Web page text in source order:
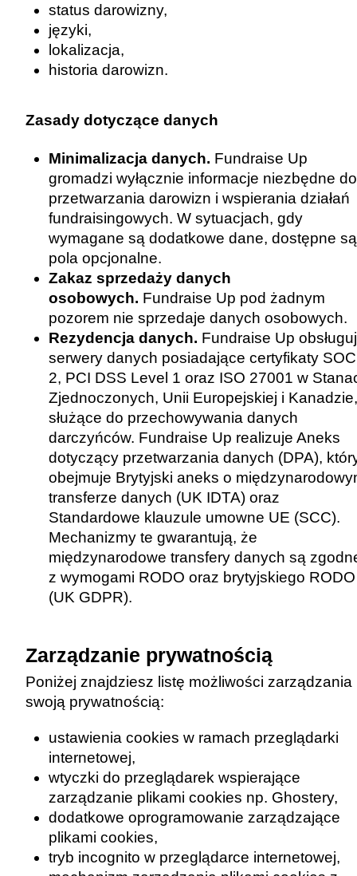
status darowizny,
języki,
lokalizacja,
historia darowizn.
Zasady dotyczące danych
Minimalizacja danych. Fundraise Up
gromadzi wyłącznie informacje niezbędne do
przetwarzania darowizn i wspierania działań
fundraisingowych. W sytuacjach, gdy
wymagane są dodatkowe dane, dostępne są
pola opcjonalne.
Zakaz sprzedaży danych
osobowych. Fundraise Up pod żadnym
pozorem nie sprzedaje danych osobowych.
Rezydencja danych. Fundraise Up
serwery danych posiadające certyfikaty SOC
2, PCI DSS Level 1 oraz ISO 27001 w
Zjednoczonych, Unii Europejskiej i Kanadzie,
służące do przechowywania danych
darczyńców. Fundraise Up realizuje Aneks
dotyczący przetwarzania danych (DPA),
obejmuje Brytyjski aneks o
transferze danych (UK IDTA) oraz
Standardowe klauzule umowne UE (SCC).
Mechanizmy te gwarantują, że
międzynarodowe transfery danych są
z wymogami RODO oraz brytyjskiego RODO
(UK GDPR).
Zarządzanie prywatnością
Poniżej znajdziesz listę możliwości zarządzania
swoją prywatnością:
ustawienia cookies w ramach przeglądarki
internetowej,
wtyczki do przeglądarek wspierające
zarządzanie plikami cookies np. Ghostery,
dodatkowe oprogramowanie zarządzające
plikami cookies,
tryb incognito w przeglądarce internetowej,